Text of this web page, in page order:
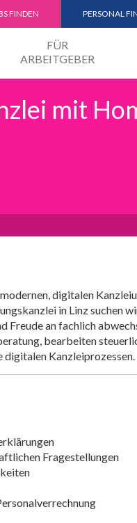
FINDEN PERSONAL
FÜR
ARBEITGEBER
mit
digitalen
in Linz suchen
an fachlich
bearbeiten
Kanzleiprozessen.
Fragestellungen